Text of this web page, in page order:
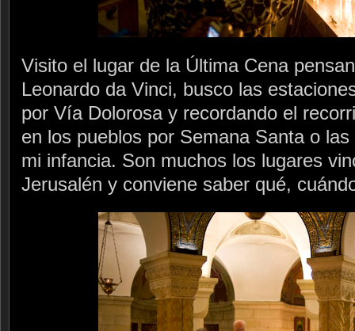
Visito el lugar de la Última Cena
Leonardo da Vinci, busco las
por Vía Dolorosa y recordando el
en los pueblos por Semana Santa o
mi infancia. Son muchos los lugares
Jerusalén y conviene saber qué,